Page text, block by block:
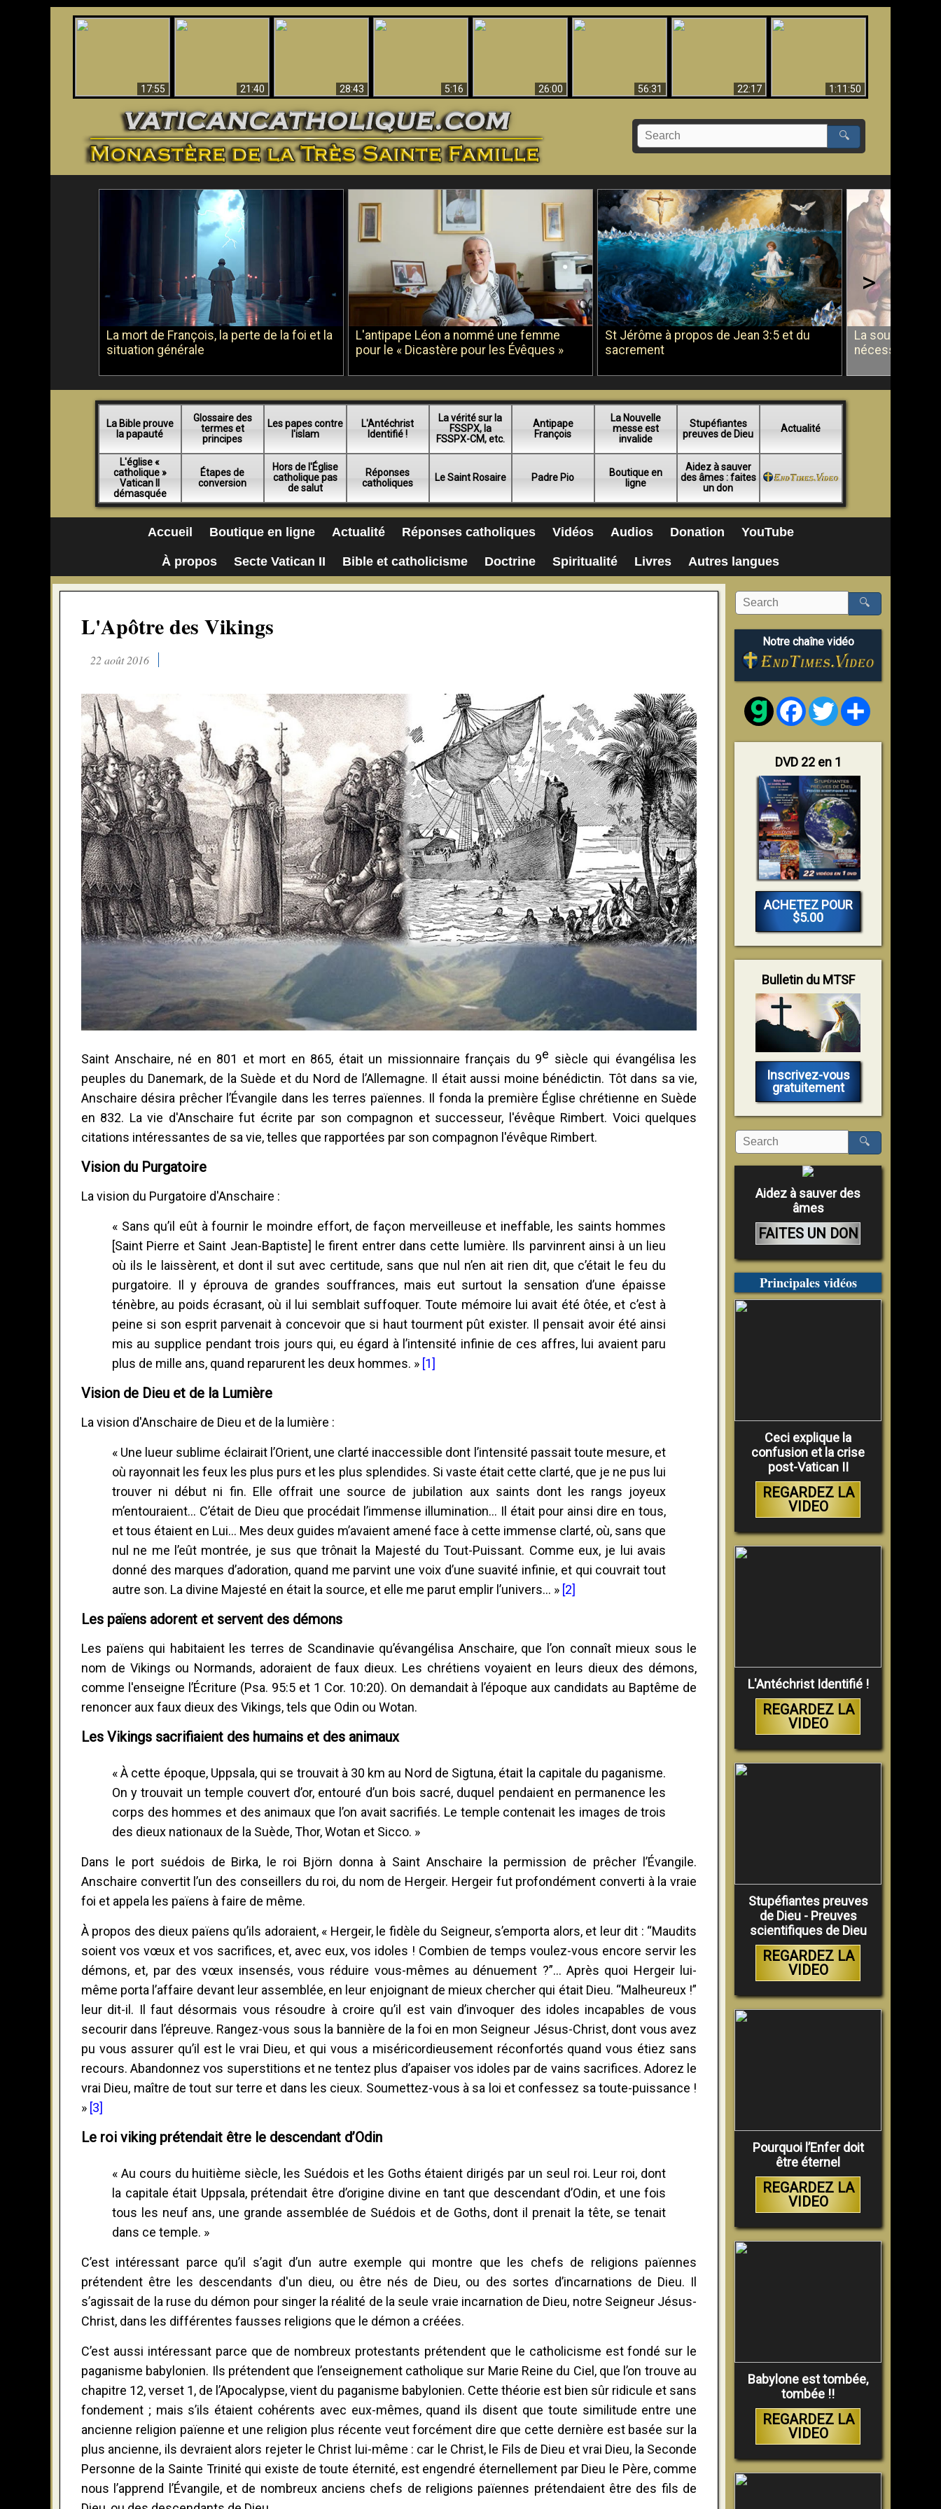
17:55
21:40
28:43
5:16
26:00 56:31 22:17
1:11:50
🔍
La mort de François, la perte de la foi et la
situation générale
L'antipape Léon a nommé une femme
pour le « Dicastère pour les Évêques »
St Jérôme à propos de Jean 3:5 et du
sacrement
La soumission
nécessité du
>
La Bible prouve
la papauté
Glossaire des
termes et
principes
Les papes contre
l'islam
L'Antéchrist
Identifié !
La vérité sur la
FSSPX, la
FSSPX-CM, etc.
Antipape
François
La Nouvelle
messe est
invalide
Stupéfiantes
preuves de Dieu
Actualité
L'église «
catholique »
Vatican II
démasquée
Étapes de
conversion
Hors de l'Église
catholique pas
de salut
Réponses
catholiques
Le Saint Rosaire Padre Pio
Boutique en
ligne
Aidez à sauver
des âmes : faites
un don
Accueil Boutique en ligne Actualité Réponses catholiques Vidéos Audios Donation YouTube
À propos Secte Vatican II Bible et catholicisme Doctrine Spiritualité Livres Autres langues
L'Apôtre des Vikings
22 août 2016
Saint Anschaire, né en 801 et mort en 865, était un missionnaire français du 9e siècle qui évangélisa les
peuples du Danemark, de la Suède et du Nord de l’Allemagne. Il était aussi moine bénédictin. Tôt dans sa vie,
Anschaire désira prêcher l’Évangile dans les terres païennes. Il fonda la première Église chrétienne en Suède
en 832. La vie d'Anschaire fut écrite par son compagnon et successeur, l'évêque Rimbert. Voici quelques
citations intéressantes de sa vie, telles que rapportées par son compagnon l'évêque Rimbert.
Vision du Purgatoire
La vision du Purgatoire d'Anschaire :
« Sans qu’il eût à fournir le moindre effort, de façon merveilleuse et ineffable, les saints hommes
[Saint Pierre et Saint Jean-Baptiste] le firent entrer dans cette lumière. Ils parvinrent ainsi à un lieu
où ils le laissèrent, et dont il sut avec certitude, sans que nul n’en ait rien dit, que c’était le feu du
purgatoire. Il y éprouva de grandes souffrances, mais eut surtout la sensation d’une épaisse
ténèbre, au poids écrasant, où il lui semblait suffoquer. Toute mémoire lui avait été ôtée, et c’est à
peine si son esprit parvenait à concevoir que si haut tourment pût exister. Il pensait avoir été ainsi
mis au supplice pendant trois jours qui, eu égard à l’intensité infinie de ces affres, lui avaient paru
plus de mille ans, quand reparurent les deux hommes. » [1]
Vision de Dieu et de la Lumière
La vision d'Anschaire de Dieu et de la lumière :
« Une lueur sublime éclairait l’Orient, une clarté inaccessible dont l’intensité passait toute mesure, et
où rayonnait les feux les plus purs et les plus splendides. Si vaste était cette clarté, que je ne pus lui
trouver ni début ni fin. Elle offrait une source de jubilation aux saints dont les rangs joyeux
m’entouraient... C’était de Dieu que procédait l’immense illumination... Il était pour ainsi dire en tous,
et tous étaient en Lui... Mes deux guides m’avaient amené face à cette immense clarté, où, sans que
nul ne me l’eût montrée, je sus que trônait la Majesté du Tout-Puissant. Comme eux, je lui avais
donné des marques d’adoration, quand me parvint une voix d’une suavité infinie, et qui couvrait tout
autre son. La divine Majesté en était la source, et elle me parut emplir l’univers... » [2]
Les païens adorent et servent des démons
Les païens qui habitaient les terres de Scandinavie qu’évangélisa Anschaire, que l’on connaît mieux sous le
nom de Vikings ou Normands, adoraient de faux dieux. Les chrétiens voyaient en leurs dieux des démons,
comme l'enseigne l’Écriture (Psa. 95:5 et 1 Cor. 10:20). On demandait à l’époque aux candidats au Baptême de
renoncer aux faux dieux des Vikings, tels que Odin ou Wotan.
Les Vikings sacrifiaient des humains et des animaux
« À cette époque, Uppsala, qui se trouvait à 30 km au Nord de Sigtuna, était la capitale du paganisme.
On y trouvait un temple couvert d’or, entouré d’un bois sacré, duquel pendaient en permanence les
corps des hommes et des animaux que l’on avait sacrifiés. Le temple contenait les images de trois
des dieux nationaux de la Suède, Thor, Wotan et Sicco. »
Dans le port suédois de Birka, le roi Björn donna à Saint Anschaire la permission de prêcher l’Évangile.
Anschaire convertit l’un des conseillers du roi, du nom de Hergeir. Hergeir fut profondément converti à la vraie
foi et appela les païens à faire de même.
À propos des dieux païens qu’ils adoraient, « Hergeir, le fidèle du Seigneur, s’emporta alors, et leur dit : “Maudits
soient vos vœux et vos sacrifices, et, avec eux, vos idoles ! Combien de temps voulez-vous encore servir les
démons, et, par des vœux insensés, vous réduire vous-mêmes au dénuement ?”... Après quoi Hergeir lui-
même porta l’affaire devant leur assemblée, en leur enjoignant de mieux chercher qui était Dieu. “Malheureux !”
leur dit-il. Il faut désormais vous résoudre à croire qu’il est vain d’invoquer des idoles incapables de vous
secourir dans l’épreuve. Rangez-vous sous la bannière de la foi en mon Seigneur Jésus-Christ, dont vous avez
pu vous assurer qu’il est le vrai Dieu, et qui vous a miséricordieusement réconfortés quand vous étiez sans
recours. Abandonnez vos superstitions et ne tentez plus d’apaiser vos idoles par de vains sacrifices. Adorez le
vrai Dieu, maître de tout sur terre et dans les cieux. Soumettez-vous à sa loi et confessez sa toute-puissance !
» [3]
Le roi viking prétendait être le descendant d’Odin
« Au cours du huitième siècle, les Suédois et les Goths étaient dirigés par un seul roi. Leur roi, dont
la capitale était Uppsala, prétendait être d’origine divine en tant que descendant d’Odin, et une fois
tous les neuf ans, une grande assemblée de Suédois et de Goths, dont il prenait la tête, se tenait
dans ce temple. »
C’est intéressant parce qu’il s’agit d’un autre exemple qui montre que les chefs de religions païennes
prétendent être les descendants d'un dieu, ou être nés de Dieu, ou des sortes d’incarnations de Dieu. Il
s’agissait de la ruse du démon pour singer la réalité de la seule vraie incarnation de Dieu, notre Seigneur Jésus-
Christ, dans les différentes fausses religions que le démon a créées.
C’est aussi intéressant parce que de nombreux protestants prétendent que le catholicisme est fondé sur le
paganisme babylonien. Ils prétendent que l’enseignement catholique sur Marie Reine du Ciel, que l’on trouve au
chapitre 12, verset 1, de l’Apocalypse, vient du paganisme babylonien. Cette théorie est bien sûr ridicule et sans
fondement ; mais s’ils étaient cohérents avec eux-mêmes, quand ils disent que toute similitude entre une
ancienne religion païenne et une religion plus récente veut forcément dire que cette dernière est basée sur la
plus ancienne, ils devraient alors rejeter le Christ lui-même : car le Christ, le Fils de Dieu et vrai Dieu, la Seconde
Personne de la Sainte Trinité qui existe de toute éternité, est engendré éternellement par Dieu le Père, comme
nous l’apprend l’Évangile, et de nombreux anciens chefs de religions païennes prétendaient être des fils de
🔍
Notre chaîne vidéo
FacebookTwitter
DVD 22 en 1
ACHETEZ POUR
$5.00
Bulletin du MTSF
Inscrivez-vous
gratuitement
🔍
Aidez à sauver des
âmes
FAITES UN DON
Principales vidéos
Ceci explique la
confusion et la crise
post-Vatican II
REGARDEZ LA
VIDEO
L'Antéchrist Identifié !
REGARDEZ LA
VIDEO
Stupéfiantes preuves
de Dieu - Preuves
scientifiques de Dieu
REGARDEZ LA
VIDEO
Pourquoi l’Enfer doit
être éternel
REGARDEZ LA
VIDEO
Babylone est tombée,
tombée !!
REGARDEZ LA
VIDEO